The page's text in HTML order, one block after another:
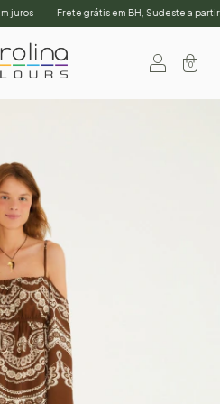
Frete grátis em BH, Sudeste a partir
0